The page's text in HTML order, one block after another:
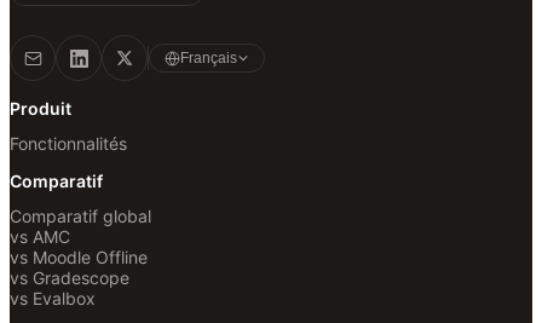
Français
Produit
Fonctionnalités
Comparatif
Comparatif global
vs AMC
vs Moodle Offline
vs Gradescope
vs Evalbox